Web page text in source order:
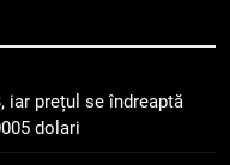
din aceștia
de ore
și arhitectura
iar prețul se îndreaptă
dolari